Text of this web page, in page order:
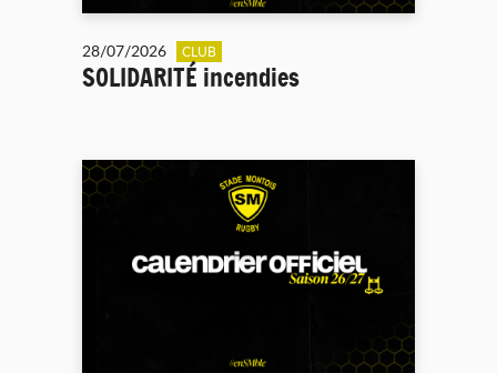
28/07/2026 CLUB
SOLIDARITÉ incendies